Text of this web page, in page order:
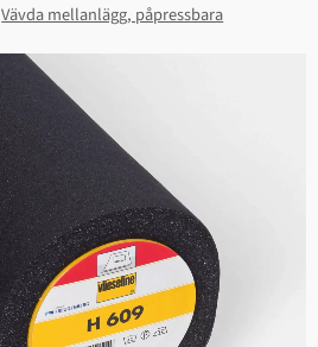
Vävda mellanlägg, påpressbara